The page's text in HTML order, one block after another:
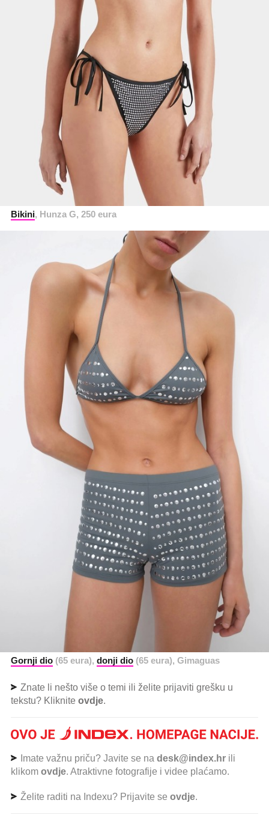
Bikini, Hunza G, 250 eura
Gornji dio (65 eura), donji dio (65 eura), Gimaguas
Znate li nešto više o temi ili želite prijaviti grešku u
tekstu? Kliknite ovdje.
Imate važnu priču? Javite se na desk@index.hr ili
klikom ovdje. Atraktivne fotografije i videe plaćamo.
Želite raditi na Indexu? Prijavite se ovdje.